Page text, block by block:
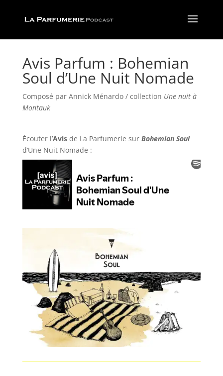
Avis Parfum : Bohemian
Soul d’Une Nuit Nomade
Composé par Annick Ménardo / collection Une nuit à
Montauk
Écouter l’Avis de La Parfumerie sur Bohemian Soul
d’Une Nuit Nomade :